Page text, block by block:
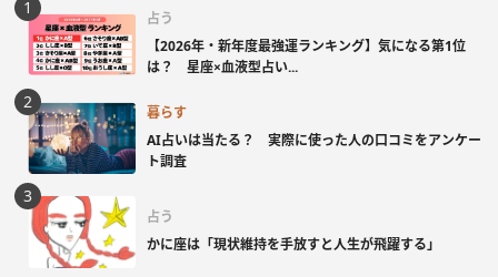
占う
【2026年・新年度最強運ランキング】気になる第1位
は？ 星座×血液型占い...
暮らす
AI占いは当たる？ 実際に使った人の口コミをアンケー
ト調査
占う
かに座は「現状維持を手放すと人生が飛躍する」